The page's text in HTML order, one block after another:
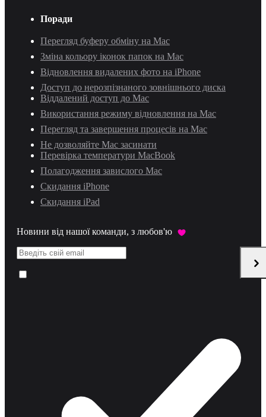
Поради
Перегляд буферу обміну на Mac
Зміна кольору іконок папок на Mac
Відновлення видалених фото на iPhone
Доступ до нерозпізнаного зовнішнього диска
Віддалений доступ до Mac
Використання режиму відновлення на Mac
Перегляд та завершення процесів на Mac
Не дозволяйте Mac засинати
Перевірка температури MacBook
Полагодження завислого Mac
Скидання iPhone
Скидання iPad
Новини від нашої команди, з любов'ю